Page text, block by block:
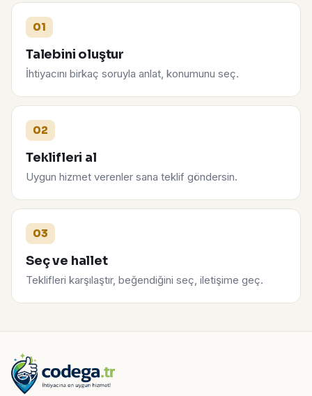
01
Talebini oluştur
İhtiyacını birkaç soruyla anlat, konumunu seç.
02
Teklifleri al
Uygun hizmet verenler sana teklif göndersin.
03
Seç ve hallet
Teklifleri karşılaştır, beğendiğini seç, iletişime geç.